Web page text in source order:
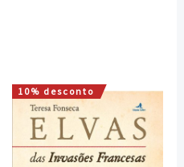
10% desconto
O
preço
original
era:
12,00 €.
O
atual
é:
10,80 €.